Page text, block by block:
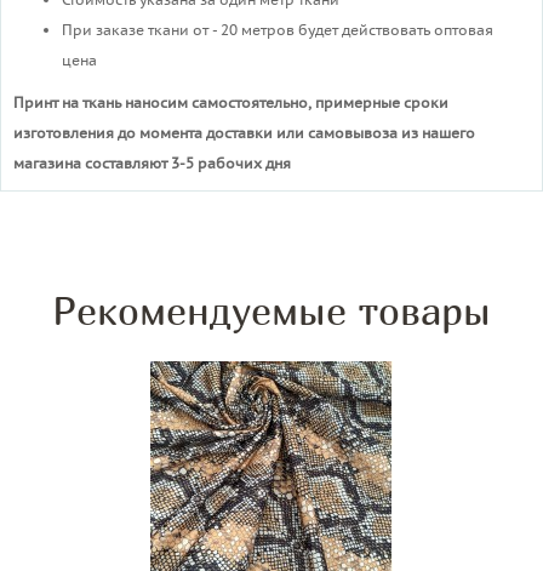
При заказе ткани от - 20 метров будет действовать оптовая
цена
Принт на ткань наносим самостоятельно, примерные сроки
изготовления до момента доставки или самовывоза из нашего
магазина составляют 3-5 рабочих дня
Рекомендуемые товары